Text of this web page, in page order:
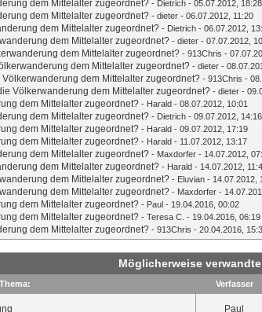
dem Mittelalter zugeordnet? - Dietrich - 05.07.2012, 18:28
dem Mittelalter zugeordnet? - dieter - 06.07.2012, 11:20
dem Mittelalter zugeordnet? - Dietrich - 06.07.2012,
dem Mittelalter zugeordnet? - dieter - 07.07.2012,
dem Mittelalter zugeordnet? - 913Chris -
dem Mittelalter zugeordnet? - dieter -
dem Mittelalter zugeordnet? - 913Chris -
Völkerwanderung dem Mittelalter zugeordnet? - dieter -
dem Mittelalter zugeordnet? - Harald - 08.07.2012, 10:01
dem Mittelalter zugeordnet? - Dietrich - 09.07.2012, 14:16
dem Mittelalter zugeordnet? - Harald - 09.07.2012, 17:19
dem Mittelalter zugeordnet? - Harald - 11.07.2012, 13:17
dem Mittelalter zugeordnet? - Maxdorfer - 14.07.2012,
dem Mittelalter zugeordnet? - Harald - 14.07.2012,
dem Mittelalter zugeordnet? - Eluvian - 14.07.2012,
dem Mittelalter zugeordnet? - Maxdorfer -
dem Mittelalter zugeordnet? - Paul - 19.04.2016, 00:02
dem Mittelalter zugeordnet? - Teresa C. - 19.04.2016, 06:19
dem Mittelalter zugeordnet? - 913Chris - 20.04.2016,
Möglicherweise
Thema: Verfasser
Paul